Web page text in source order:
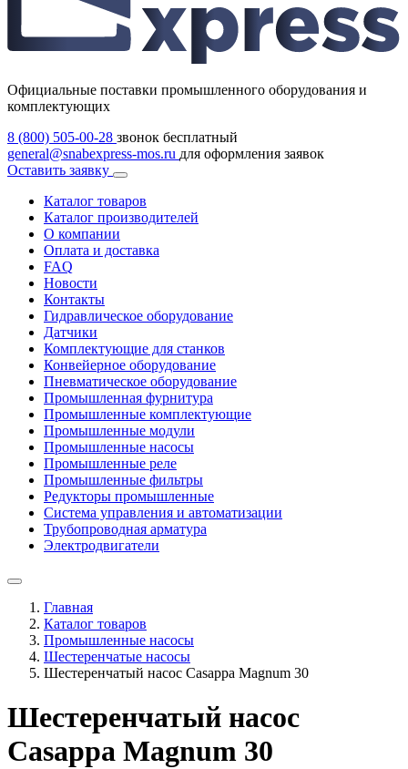
Официальные поставки промышленного оборудования и
комплектующих
8 (800) 505-00-28 звонок бесплатный
general@snabexpress-mos.ru для оформления заявок
Оставить заявку
Каталог товаров
Каталог производителей
О компании
Оплата и доставка
FAQ
Новости
Контакты
Гидравлическое оборудование
Датчики
Комплектующие для станков
Конвейерное оборудование
Пневматическое оборудование
Промышленная фурнитура
Промышленные комплектующие
Промышленные модули
Промышленные насосы
Промышленные реле
Промышленные фильтры
Редукторы промышленные
Система управления и автоматизации
Трубопроводная арматура
Электродвигатели
Главная
Каталог товаров
Промышленные насосы
Шестеренчатые насосы
Шестеренчатый насос Casappa Magnum 30
Шестеренчатый насос
Casappa Magnum 30